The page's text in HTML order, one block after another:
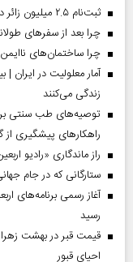
ثبت‌نام ۲.۵ میلیون زائر در سماح | عبور ۱.۷ میلیون نفر از مرز‌های اربعین
چرا بعد از سفرهای
چرا ساختمان‌های
زندگی می‌کنند
توصیه‌های طب سنتی
راهکارهای پیشگیری از
راز ماندگاری «رادیو
ستارگانی که در جام جهانی ۲۰۲۶ بازی
رسید
احیای قبور